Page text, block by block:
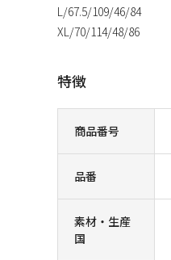
商品番号
品番
素材・生産
国
L/67.5/109/46/84
XL/70/114/48/86
特徴